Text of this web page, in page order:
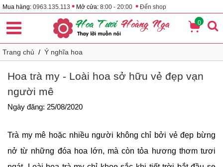
Mua hàng: 0963.135.113 • Mở cửa: 8:00 - 20:00 • Đến shop
0
Trang chủ / Ý nghĩa hoa
Hoa trà my - Loài hoa sở hữu vẻ đẹp vạn
người mê
Ngày đăng: 25/08/2020
Trà my mê hoặc nhiều người không chỉ bởi vẻ đẹp bừng
nở từ những đóa hoa lớn, mà còn tỏa hương thơm tươi